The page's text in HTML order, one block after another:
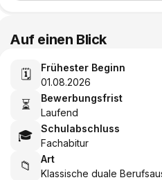
Auf einen Blick
🗓️
Frühester Beginn
01.08.2026
⏳
Bewerbungsfrist
Laufend
🎓
Schulabschluss
Fachabitur
📁
Art
Klassische duale